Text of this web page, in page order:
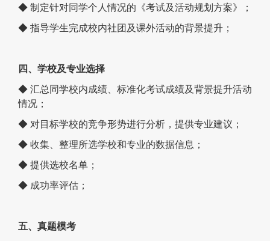
◆ 制定针对同学个人情况的《考试及活动规划方案》；
◆ 指导学生完成校内社团及课外活动的背景提升；
四、学校及专业选择
◆ 汇总同学校内成绩、标准化考试成绩及背景提升活动
情况；
◆ 对目标学校的竞争形势进行分析，提供专业建议；
◆ 收集、整理所选学校和专业的数据信息；
◆ 提供选校名单；
◆ 成功率评估；
五、真题模考